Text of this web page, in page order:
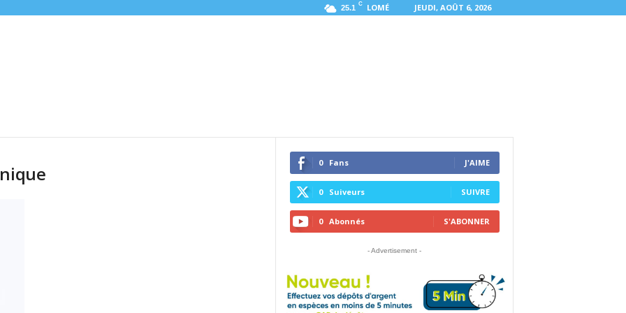
25.1 C LOMÉ JEUDI, AOÛT 6, 2026
0 Fans J'AIME
0 Suiveurs SUIVRE
0 Abonnés S'ABONNER
- Advertisement -